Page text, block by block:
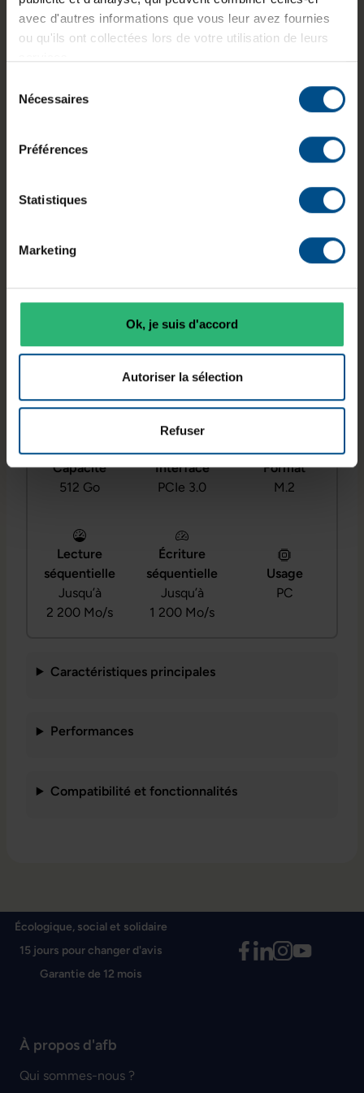
avec d'autres informations que vous leur avez fournies
ou qu'ils ont collectées lors de votre utilisation de leurs
Nécessaires
Préférences
Statistiques
Marketing
Ok, je suis d'accord
Autoriser la sélection
Refuser
est destiné aux ordinateurs compatibles
PCI‑Express 3.0. Il utilise une mémoire 3D TLC
adaptés aux usages bureautiques, professionnels
et applicatifs sur PC. Le chiffrement matériel est
pris en charge pour répondre aux besoins de
sécurité des données.
Capacité
512 Go
Interface
PCIe 3.0
Format
M.2
Lecture
séquentielle
Jusqu’à
2 200 Mo/s
Écriture
séquentielle
Jusqu’à
1 200 Mo/s
Usage
PC
Caractéristiques principales
Performances
Compatibilité et fonctionnalités
GTIN/EAN : 3701157157896
Dimensions (L x l x H) : 80 x 22 x 3,5 mm
Numéro du fabricant :
Écologique, social et solidaire
15 jours pour changer d'avis
Garantie de 12 mois
À propos d'afb
Qui sommes-nous ?